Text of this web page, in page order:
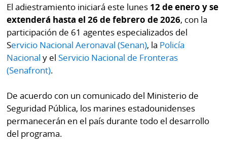
Metro
por
Metro
Tienda
Panamá
Tiquetes
Cero
KM
Mi
Diario
Ellas
Club
La
Busca
Fácil
⌾
Hoy
El adiestramiento iniciará este lunes 12 de enero y se
extenderá hasta el 26 de febrero de 2026, con la
participación de 61 agentes especializados del
Servicio Nacional Aeronaval (Senan), la Policía
Nacional y el Servicio Nacional de Fronteras
(Senafront).
De acuerdo con un comunicado del Ministerio de
Seguridad Pública, los marines estadounidenses
permanecerán en el país durante todo el desarrollo
del programa.